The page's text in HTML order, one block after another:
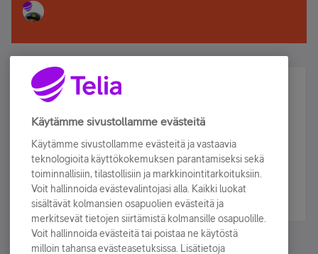
Älä jää paitsi – osallistu ja voita!
Tilaa Telian uutiskirje ja olet mukana arvonnassa.
sähköpostiisi.
Tilaa nyt
Käytämme sivustollamme evästeitä
Käytämme sivustollamme evästeitä ja vastaavia
teknologioita käyttökokemuksen parantamiseksi sekä
toiminnallisiin, tilastollisiin ja markkinointitarkoituksiin.
Voit hallinnoida evästevalintojasi alla. Kaikki luokat
sisältävät kolmansien osapuolien evästeitä ja
merkitsevät tietojen siirtämistä kolmansille osapuolille.
Voit hallinnoida evästeitä tai poistaa ne käytöstä
milloin tahansa evästeasetuksissa. Lisätietoja